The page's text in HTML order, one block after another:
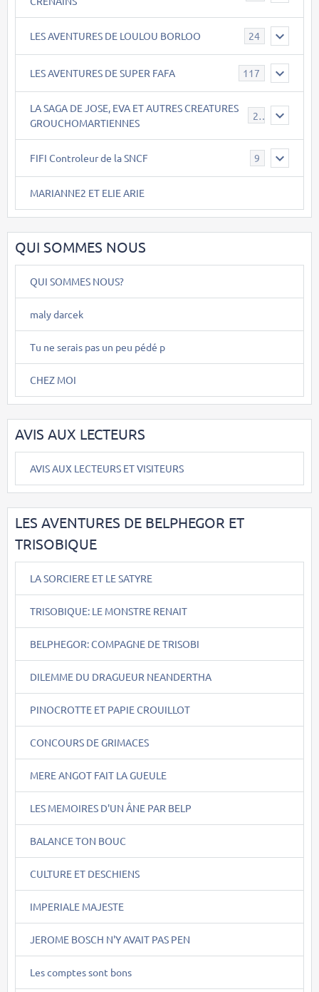
LES AVENTURES DE LOULOU BORLOO 24
LES AVENTURES DE SUPER FAFA 117
LA SAGA DE JOSE, EVA ET AUTRES CREATURES
GROUCHOMARTIENNES
26
FIFI Controleur de la SNCF 9
MARIANNE2 ET ELIE ARIE
QUI SOMMES NOUS
QUI SOMMES NOUS?
maly darcek
Tu ne serais pas un peu pédé p
CHEZ MOI
AVIS AUX LECTEURS
AVIS AUX LECTEURS ET VISITEURS
LES AVENTURES DE BELPHEGOR ET
TRISOBIQUE
LA SORCIERE ET LE SATYRE
TRISOBIQUE: LE MONSTRE RENAIT
BELPHEGOR: COMPAGNE DE TRISOBI
DILEMME DU DRAGUEUR NEANDERTHA
PINOCROTTE ET PAPIE CROUILLOT
CONCOURS DE GRIMACES
MERE ANGOT FAIT LA GUEULE
LES MEMOIRES D'UN ÂNE PAR BELP
BALANCE TON BOUC
CULTURE ET DESCHIENS
IMPERIALE MAJESTE
JEROME BOSCH N'Y AVAIT PAS PEN
Les comptes sont bons